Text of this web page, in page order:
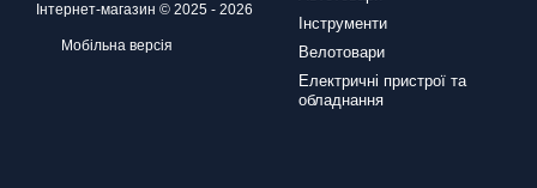
Інтернет-магазин © 2025 - 2026
Мобільна версія
Інструменти
Велотовари
Електричні пристрої та
обладнання